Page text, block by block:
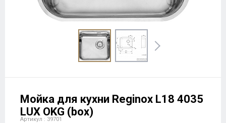
Мойка для кухни Reginox L18 4035
LUX OKG (box)
Артикул : 39701